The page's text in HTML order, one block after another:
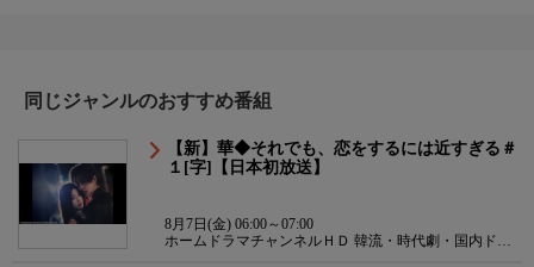
同じジャンルのおすすめ番組
【新】華◆それでも、恋をするには近すぎる＃
１[字]【日本初放送】
8月7日(金) 06:00～07:00
ホームドラマチャンネルＨＤ 韓流・時代劇・国内ドラ